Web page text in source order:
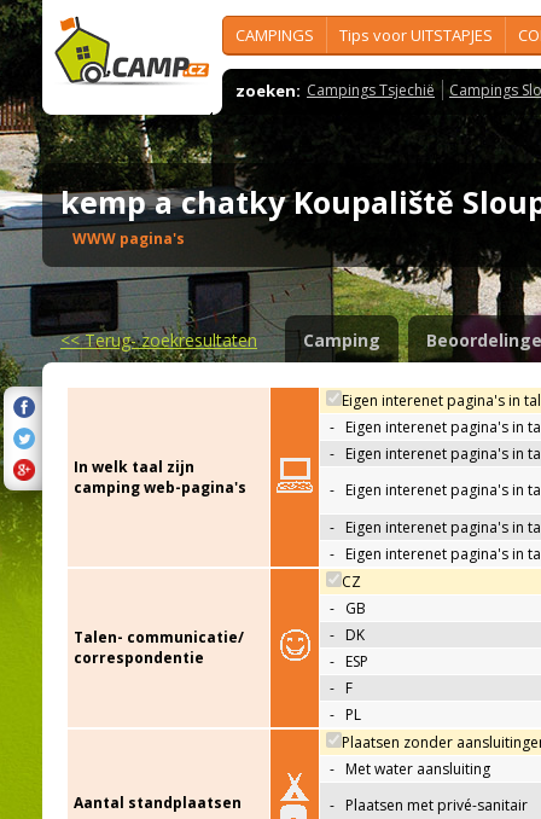
CAMPINGS Tips voor UITSTAPJES
zoeken: Campings Tsjechië Campings
kemp a chatky Koupaliště
WWW pagina's
<<Terug- zoekresultaten Camping
In welk taal zijn
camping web-pagina's
Eigen interenet pagina's in
- Eigen interenet pagina's in
- Eigen interenet pagina's in
- Eigen interenet pagina's in
- Eigen interenet pagina's in
- Eigen interenet pagina's in
Talen- communicatie/
correspondentie
CZ
- GB
- DK
- ESP
- F
- PL
Aantal standplaatsen
Plaatsen zonder
- Met water aansluiting
- Plaatsen met privé-sanitair